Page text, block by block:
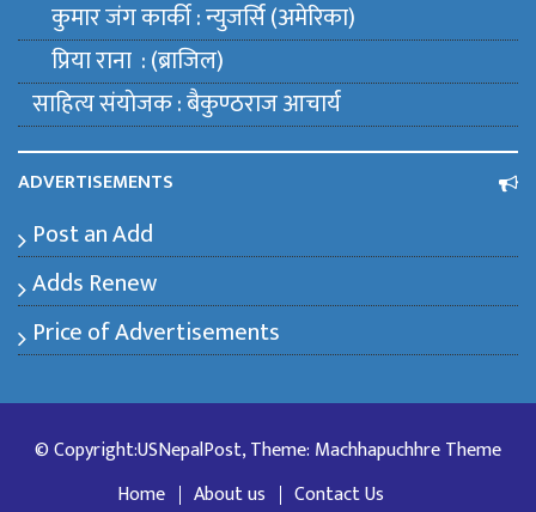
कुमार जंग कार्की : न्युजर्सि (अमेरिका)
प्रिया राना : (ब्राजिल)
साहित्य संयाेजक : बैकुण्ठराज आचार्य
ADVERTISEMENTS
Post an Add
Adds Renew
Price of Advertisements
© Copyright:USNepalPost, Theme: Machhapuchhre Theme
Home
About us Contact Us